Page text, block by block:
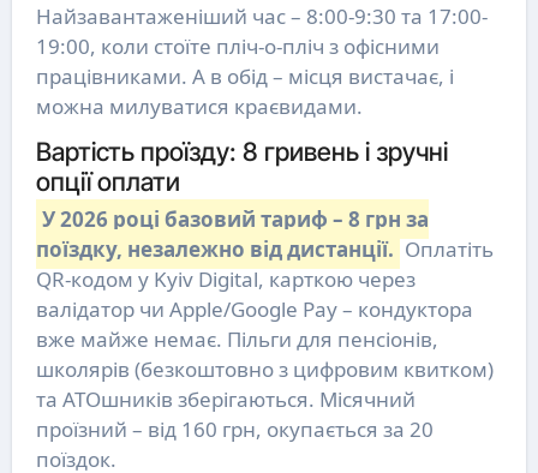
Найзавантаженіший час – 8:00-9:30 та 17:00-
19:00, коли стоїте пліч-о-пліч з офісними
працівниками. А в обід – місця вистачає, і
можна милуватися краєвидами.
Вартість проїзду: 8 гривень і зручні
опції оплати
У 2026 році базовий тариф – 8 грн за
поїздку, незалежно від дистанції. Оплатіть
QR-кодом у Kyiv Digital, карткою через
валідатор чи Apple/Google Pay – кондуктора
вже майже немає. Пільги для пенсіонів,
школярів (безкоштовно з цифровим квитком)
та АТОшників зберігаються. Місячний
проїзний – від 160 грн, окупається за 20
поїздок.